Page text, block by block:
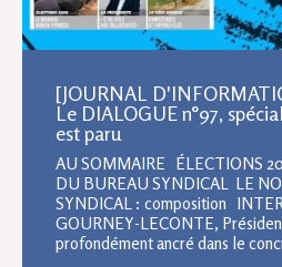
[JOURNAL
Le DIALOGUE n°97,
est paru
AU SOMMAIRE ÉLECTIONS
DU BUREAU SYNDICAL LE
SYNDICAL : composition
GOURNEY-LECONTE,
profondément ancré dans le